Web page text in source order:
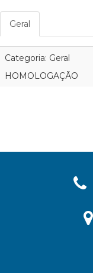
Geral
Categoria: Geral
HOMOLOGAÇÃO